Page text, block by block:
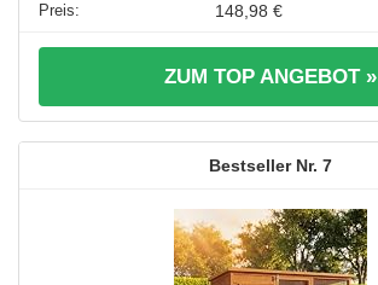
148,98 €
ZUM TOP ANGEBOT »
7